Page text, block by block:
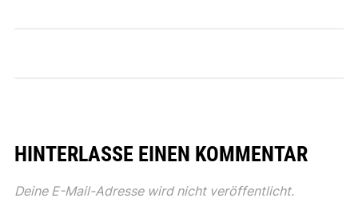
HINTERLASSE EINEN KOMMENTAR
Deine E-Mail-Adresse wird nicht veröffentlicht.